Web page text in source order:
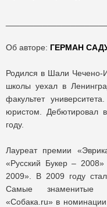
Об авторе: ГЕРМАН
Родился в Шали Чечено-
школы уехал в
факультет
юристом. Дебютировал
году.
Лауреат премии
«Русский Букер –
2009». В 2009 году
Самые знаменитые
«Собака.ru» в